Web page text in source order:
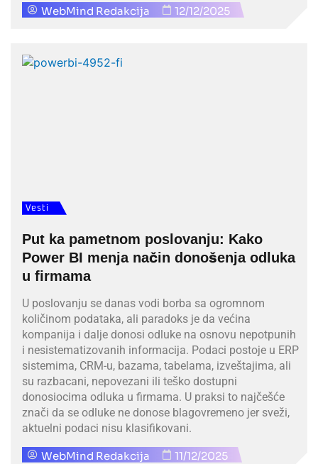
WebMind Redakcija 12/12/2025
Vesti
Put ka pametnom poslovanju: Kako
Power BI menja način donošenja odluka
u firmama
U poslovanju se danas vodi borba sa ogromnom
količinom podataka, ali paradoks je da većina
kompanija i dalje donosi odluke na osnovu nepotpunih
i nesistematizovanih informacija. Podaci postoje u ERP
sistemima, CRM-u, bazama, tabelama, izveštajima, ali
su razbacani, nepovezani ili teško dostupni
donosiocima odluka u firmama. U praksi to najčešće
znači da se odluke ne donose blagovremeno jer sveži,
aktuelni podaci nisu klasifikovani.
WebMind Redakcija 11/12/2025